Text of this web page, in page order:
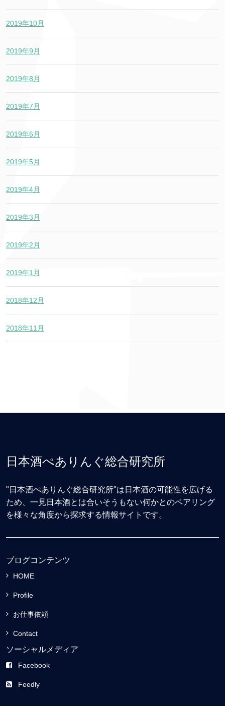
2019年10月
2019年9月
2019年8月
2019年7月
2019年6月
2019年5月
2019年4月
2019年3月
2019年2月
2019年1月
2018年12月
2018年11月
日本酒ぺありんぐ総合研究所
"日本酒ぺありんぐ総合研究所"は日本酒の可能性を広げる
ため、一見日本酒とは合いそうもない何かとのペアリング
を様々な角度から探求する情報サイトです。
ブログコンテンツ
HOME
Profile
お仕事依頼
Contact
ソーシャルメディア
Facebook
Feedly